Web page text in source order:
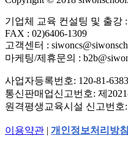
기업체 교육 컨설팅 및 출강 :
FAX : 02)6406-1309
고객센터 :
마케팅/제휴문의 :
사업자등록번호: 120-81-
통신판매업신고번호: 제
원격평생교육시설 신고번호
이용약관 | 개인정보처리방침